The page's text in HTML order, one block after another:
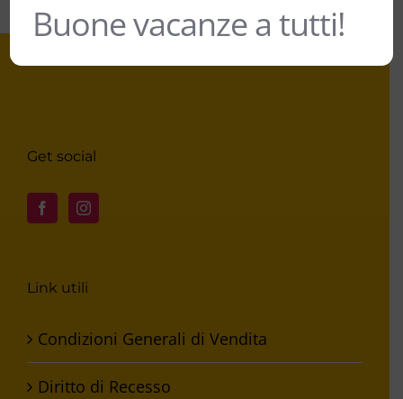
Get social
Link utili
Condizioni Generali di Vendita
Diritto di Recesso
Buone vacanze a tutti!